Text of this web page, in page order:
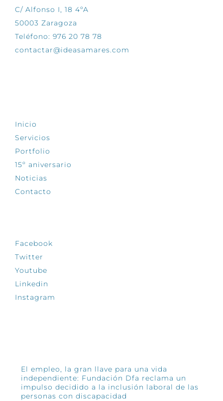
C/ Alfonso I, 18 4ºA
50003 Zaragoza
Teléfono: 976 20 78 78
contactar@ideasamares.com
Inicio
Servicios
Portfolio
15º aniversario
Noticias
Contacto
Facebook
Twitter
Youtube
Linkedin
Instagram
El empleo, la gran llave para una vida
independiente: Fundación Dfa reclama un
impulso decidido a la inclusión laboral de las
personas con discapacidad